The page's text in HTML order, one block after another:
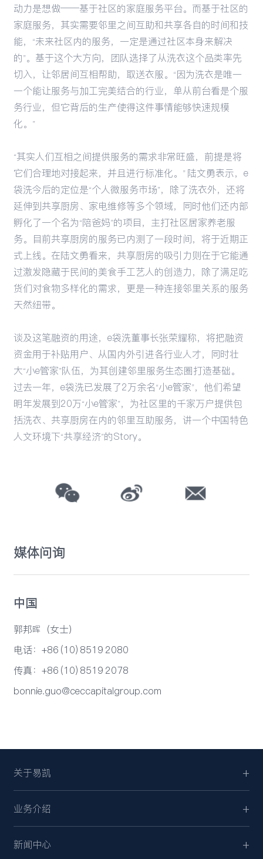
动力是想做——基于社区的家庭服务平台。而基于社区的
家庭服务，其实需要邻里之间互助和共享各自的时间和技
能，“未来社区内的服务，一定是通过社区本身来解决
的”。基于这个大方向，团队选择了从洗衣这个品类率先
切入，让邻居间互相帮助，取送衣服。“因为洗衣是唯一
一个能让服务与加工完美结合的行业，单从前台看是个服
务行业，但它背后的生产使得这件事情能够快速规模
化。”
“其实人们互相之间提供服务的需求非常旺盛，前提是将
它们合理地对接起来，并且进行标准化。” 陆文勇表示，e
袋洗今后的定位是“个人微服务市场”，除了洗衣外，还将
延伸到共享厨房、家电维修等多个领域，同时他们还内部
孵化了一个名为“陪爸妈”的项目，主打社区居家养老服
务。目前共享厨房的服务已内测了一段时间，将于近期正
式上线。在陆文勇看来，共享厨房的吸引力则在于它能通
过激发隐藏于民间的美食手工艺人的创造力，除了满足吃
货们对食物多样化的需求，更是一种连接邻里关系的服务
天然纽带。
谈及这笔融资的用途，e袋洗董事长张荣耀称，将把融资
资金用于补贴用户、从国内外引进各行业人才，同时壮
大“小e管家”队伍，为其创建邻里服务生态圈打造基础。
过去一年，e袋洗已发展了2万余名“小e管家”，他们希望
明年发展到20万“小e管家”，为社区里的千家万户提供包
括洗衣、共享厨房在内的邻里互助服务，讲一个中国特色
人文环境下“共享经济”的Story。
媒体问询
中国
郭邦晖（女士）
电话：+86 (10) 8519 2080
传真：+86 (10) 8519 2078
bonnie.guo@ceccapitalgroup.com
关于易凯
业务介绍
新闻中心